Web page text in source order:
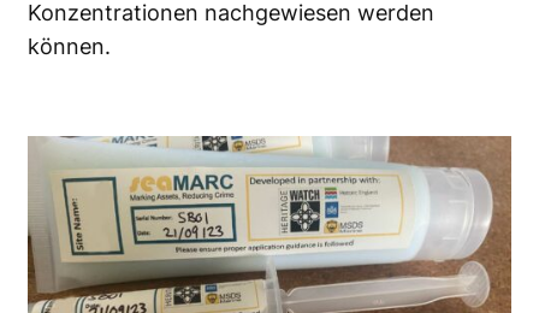
Konzentrationen nachgewiesen werden
können.